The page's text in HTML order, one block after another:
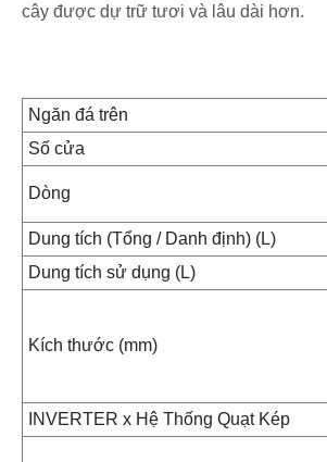
cây được dự trữ tươi và lâu dài hơn.
Ngăn đá trên
Số cửa
Dòng
Dung tích (Tổng / Danh định) (L)
Dung tích sử dụng (L)
Kích thước (mm)
INVERTER x Hệ Thống Quạt Kép